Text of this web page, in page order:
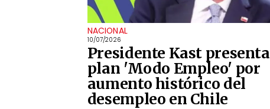
NACIONAL
10/07/2026
Presidente Kast presenta
plan 'Modo Empleo' por
aumento histórico del
desempleo en Chile